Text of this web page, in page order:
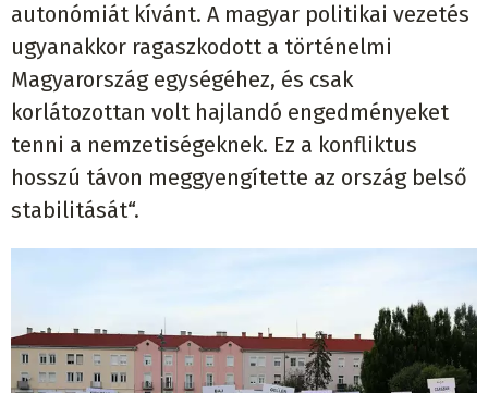
autonómiát kívánt. A magyar politikai vezetés
ugyanakkor ragaszkodott a történelmi
Magyarország egységéhez, és csak
korlátozottan volt hajlandó engedményeket
tenni a nemzetiségeknek. Ez a konfliktus
hosszú távon meggyengítette az ország belső
stabilitását“.